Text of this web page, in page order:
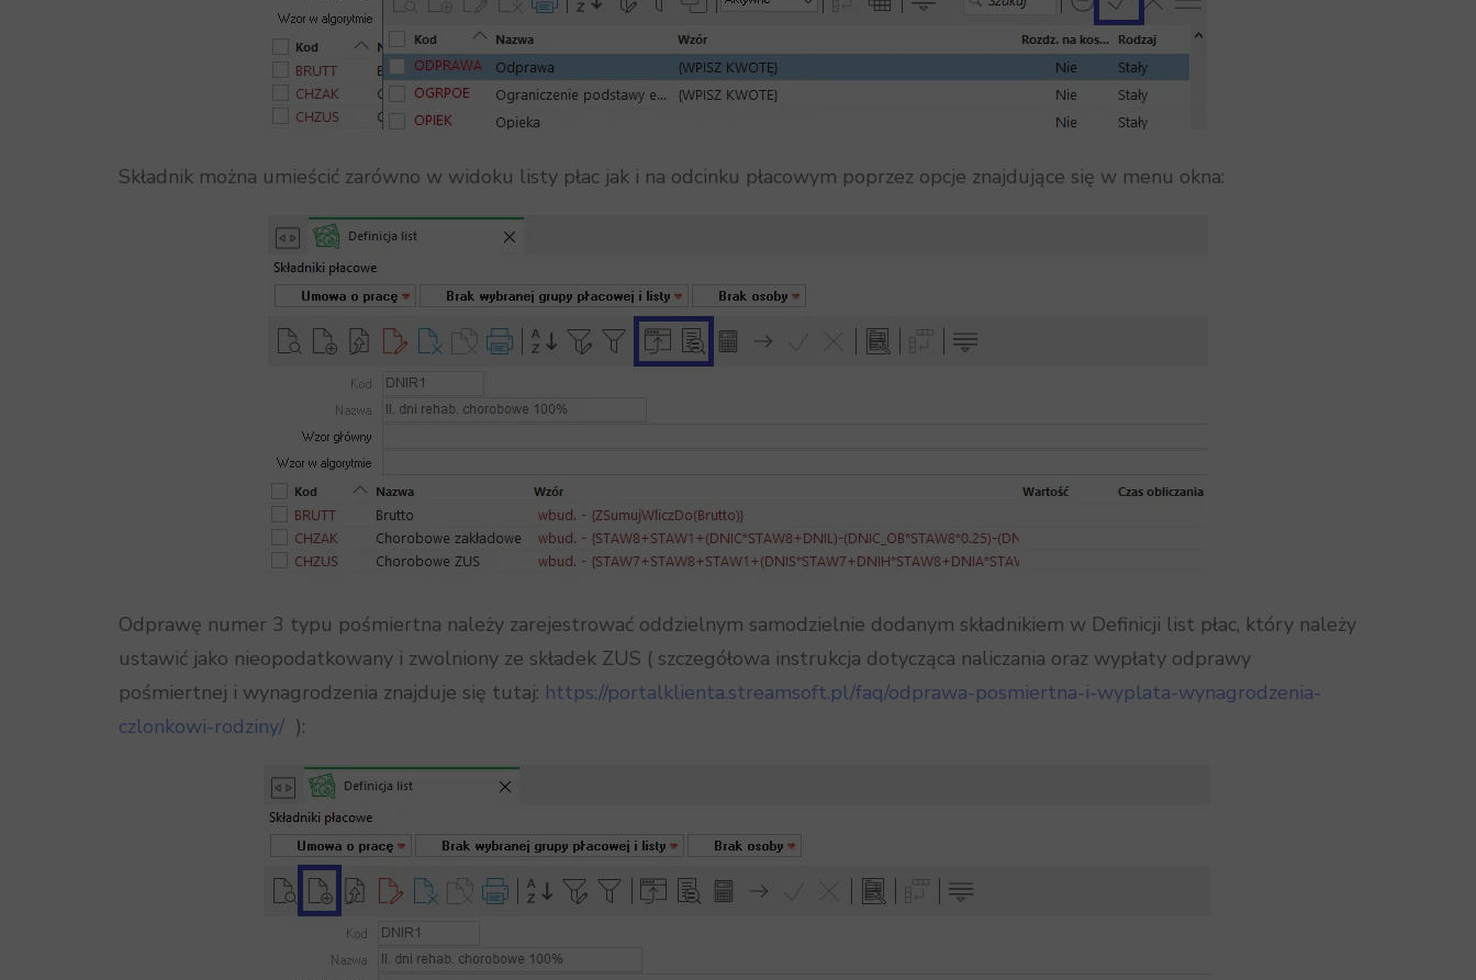
Składnik można umieścić zarówno w widoku listy płac jak i na odcinku płacowym poprzez opcje znajdujące się w menu okna:
Odprawę numer 3 typu pośmiertna należy zarejestrować oddzielnym samodzielnie dodanym składnikiem w Definicji list płac, który należy
ustawić jako nieopodatkowany i zwolniony ze składek ZUS ( szczegółowa instrukcja dotycząca naliczania oraz wypłaty odprawy
pośmiertnej i wynagrodzenia znajduje się tutaj: https://portalklienta.streamsoft.pl/faq/odprawa-posmiertna-i-wyplata-wynagrodzenia-
czlonkowi-rodziny/ ):